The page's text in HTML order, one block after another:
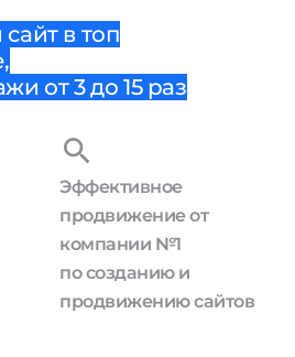
в топ
от 3 до 15 раз
Эффективное
продвижение от
компании №1
по созданию и
продвижению сайтов